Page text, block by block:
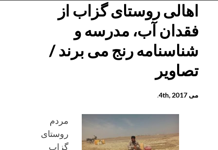
اهالی روستای گزاب از
فقدان آب، مدرسه و
شناسنامه رنج می برند /
تصاویر
می 4th, 2017 .
مردم
روستای
گزاب